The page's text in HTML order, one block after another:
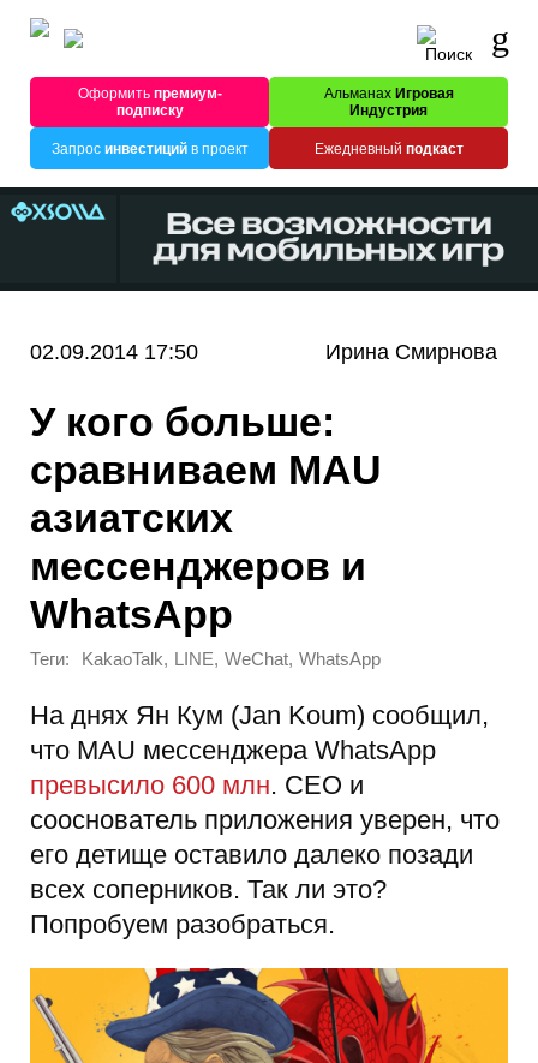
Оформитьпремиум-
подписку
Альманах Игровая
Индустрия
Запрос инвестицийв проект Ежедневный подкаст
02.09.2014 17:50 Ирина Смирнова
У кого больше:
сравниваем MAU
азиатских
мессенджеров и
WhatsApp
Теги: KakaoTalk, LINE, WeChat, WhatsApp
На днях Ян Кум (Jan Koum) сообщил,
что MAU мессенджера WhatsApp
превысило 600 млн. CEO и
сооснователь приложения уверен, что
его детище оставило далеко позади
всех соперников. Так ли это?
Попробуем разобраться.